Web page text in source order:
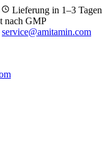
Lieferung in 1–3 Tagen
nach GMP
service@amitamin.com